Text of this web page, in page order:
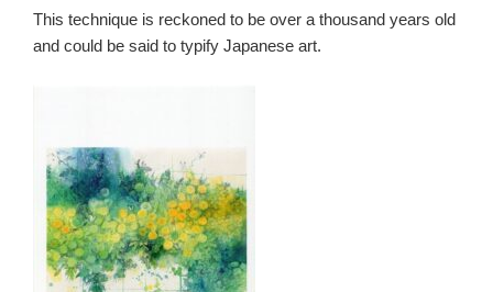
This technique is reckoned to be over a thousand years old
and could be said to typify Japanese art.